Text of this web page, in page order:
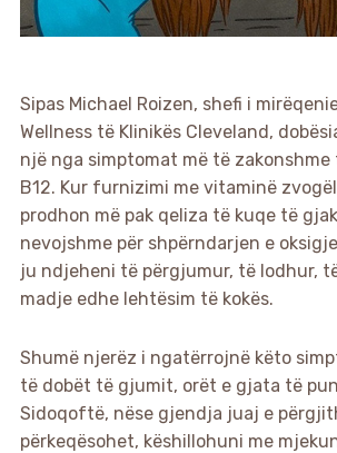
Sipas Michael Roizen, shefi i
Wellness të Klinikës Cleveland,
një nga simptomat më të
B12. Kur furnizimi me vitaminë
prodhon më pak qeliza të kuqe të
nevojshme për shpërndarjen e
ju ndjeheni të përgjumur, të lodhur,
madje edhe lehtësim të kokës.
Shumë njerëz i ngatërrojnë këto
të dobët të gjumit, orët e gjata të
Sidoqoftë, nëse gjendja juaj e
përkeqësohet, këshillohuni me